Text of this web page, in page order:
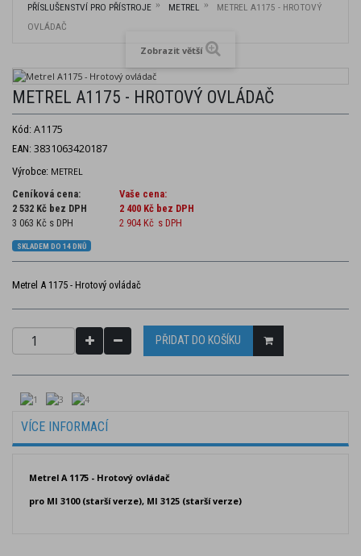
PŘÍSLUŠENSTVÍ PRO PŘÍSTROJE METREL
METREL A1175 - HROTOVÝ
OVLÁDAČ
Zobrazit větší
METREL A1175 - HROTOVÝ OVLÁDAČ
Kód: A1175
EAN: 3831063420187
Výrobce: METREL
Ceníková cena:
2 532 Kč bez DPH
3 063 Kč s DPH
Vaše cena:
2 400 Kč bez DPH
2 904 Kč s DPH
SKLADEM DO 14 DNŮ
Metrel A 1175 - Hrotový ovládač
PŘIDAT DO KOŠÍKU
VÍCE INFORMACÍ
Metrel A 1175 - Hrotový ovládač
pro MI 3100 (starší verze), MI 3125 (starší verze)